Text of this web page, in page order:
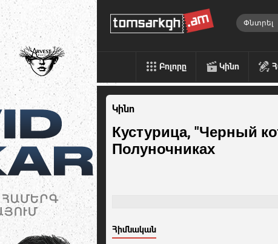
Բոլորը Կինո
Կինո
Кустурица, "Черный
Полуночниках
Հիմնական